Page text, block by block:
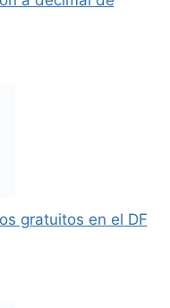
gratuitos en el DF